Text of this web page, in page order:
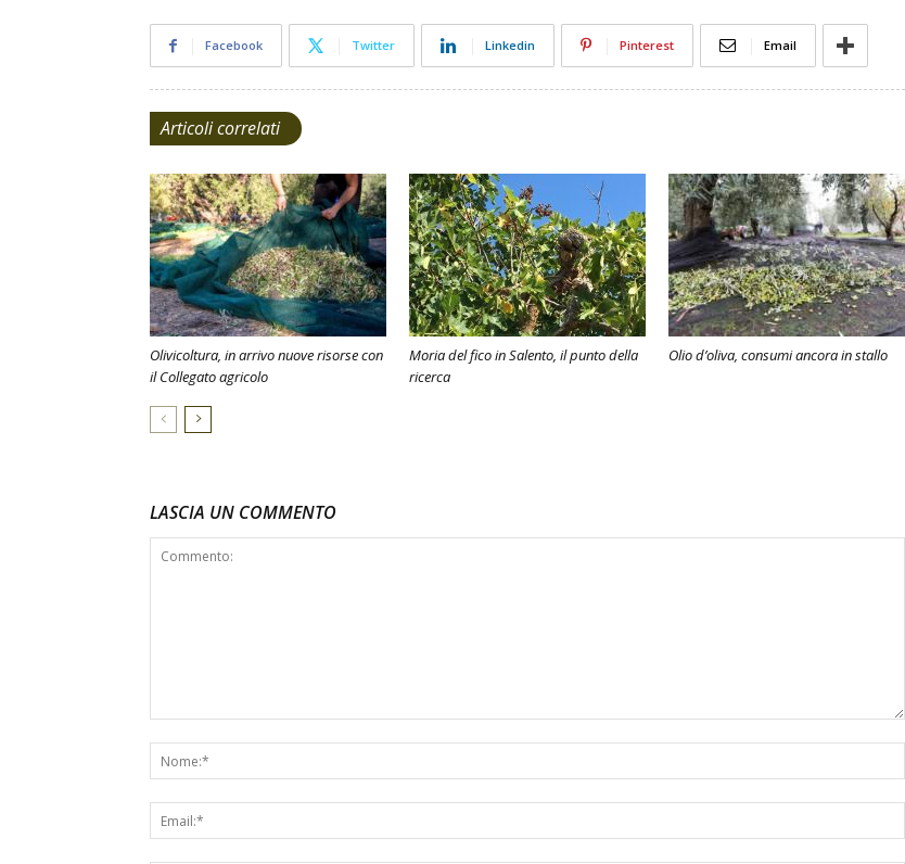
Facebook Twitter Linkedin Pinterest Email
Articoli correlati
Olivicoltura, in arrivo nuove risorse con
il Collegato agricolo
Moria del fico in Salento, il punto della
ricerca
Olio d’oliva, consumi ancora in stallo
LASCIA UN COMMENTO